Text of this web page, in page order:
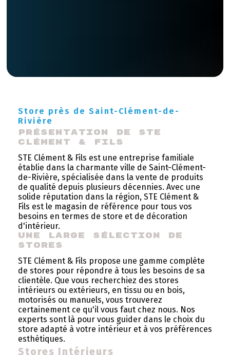
Store près de Saint-Clément-de-
Rivière
Présentation de STE
Clément & Fils
STE Clément & Fils est une entreprise familiale
établie dans la charmante ville de Saint-Clément-
de-Rivière, spécialisée dans la vente de produits
de qualité depuis plusieurs décennies. Avec une
solide réputation dans la région, STE Clément &
Fils est le magasin de référence pour tous vos
besoins en termes de store et de décoration
d'intérieur.
Une Large Sélection de
Stores
STE Clément & Fils propose une gamme complète
de stores pour répondre à tous les besoins de sa
clientèle. Que vous recherchiez des stores
intérieurs ou extérieurs, en tissu ou en bois,
motorisés ou manuels, vous trouverez
certainement ce qu'il vous faut chez nous. Nos
experts sont là pour vous guider dans le choix du
store adapté à votre intérieur et à vos préférences
esthétiques.
Stores Intérieurs